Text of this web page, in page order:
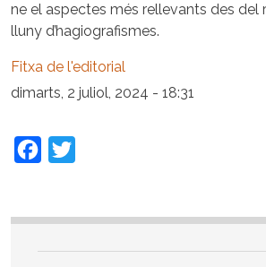
ne el aspectes més rellevants des del
lluny d’hagiografismes.
Fitxa de l'editorial
dimarts, 2 juliol, 2024 - 18:31
Facebook